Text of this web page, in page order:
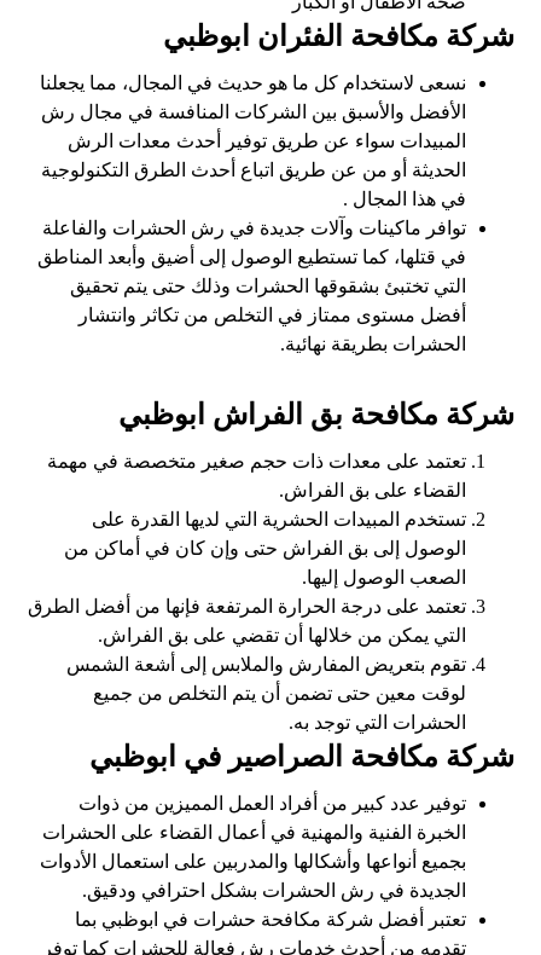
شركة مكافحة الفئران ابوظبي
نسعى لاستخدام كل ما هو حديث في المجال، مما يجعلنا
الأفضل والأسبق بين الشركات المنافسة في مجال رش
المبيدات سواء عن طريق توفير أحدث معدات الرش
الحديثة أو من عن طريق اتباع أحدث الطرق التكنولوجية
في هذا المجال .
توافر ماكينات وآلات جديدة في رش الحشرات والفاعلة
في قتلها، كما تستطيع الوصول إلى أضيق وأبعد المناطق
التي تختبئ بشقوقها الحشرات وذلك حتى يتم تحقيق
أفضل مستوى ممتاز في التخلص من تكاثر وانتشار
الحشرات بطريقة نهائية.
شركة مكافحة بق الفراش ابوظبي
تعتمد على معدات ذات حجم صغير متخصصة في مهمة
القضاء على بق الفراش.
تستخدم المبيدات الحشرية التي لديها القدرة على
الوصول إلى بق الفراش حتى وإن كان في أماكن من
الصعب الوصول إليها.
تعتمد على درجة الحرارة المرتفعة فإنها من أفضل الطرق
التي يمكن من خلالها أن تقضي على بق الفراش.
تقوم بتعريض المفارش والملابس إلى أشعة الشمس
لوقت معين حتى تضمن أن يتم التخلص من جميع
الحشرات التي توجد به.
شركة مكافحة الصراصير في ابوظبي
توفير عدد كبير من أفراد العمل المميزين من ذوات
الخبرة الفنية والمهنية في أعمال القضاء على الحشرات
بجميع أنواعها وأشكالها والمدربين على استعمال الأدوات
الجديدة في رش الحشرات بشكل احترافي ودقيق.
تعتبر أفضل شركة مكافحة حشرات في ابوظبي بما
تقدمه من أحدث خدمات رش فعالة للحشرات كما توفر